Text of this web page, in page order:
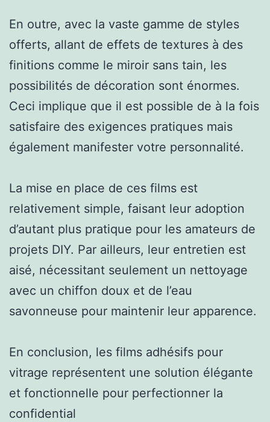
En outre, avec la vaste gamme de styles
offerts, allant de effets de textures à des
finitions comme le miroir sans tain, les
possibilités de décoration sont énormes.
Ceci implique que il est possible de à la fois
satisfaire des exigences pratiques mais
également manifester votre personnalité.
La mise en place de ces films est
relativement simple, faisant leur adoption
d’autant plus pratique pour les amateurs de
projets DIY. Par ailleurs, leur entretien est
aisé, nécessitant seulement un nettoyage
avec un chiffon doux et de l’eau
savonneuse pour maintenir leur apparence.
En conclusion, les films adhésifs pour
vitrage représentent une solution élégante
et fonctionnelle pour perfectionner la
confidential